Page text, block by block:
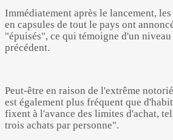
Immédiatement après le lancement,
en capsules de tout le pays ont
"épuisés", ce qui témoigne d'un niveau
précédent.
Peut-être en raison de l'extrême
est également plus fréquent que
fixent à l'avance des limites d'achat,
trois achats par personne".